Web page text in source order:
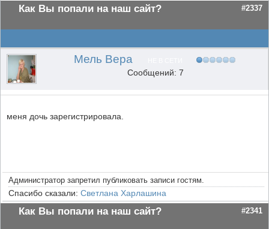
Как Вы попали на наш сайт? #2337
Мель Вера
Сообщений: 7
меня дочь зарегистрировала.
Администратор запретил публиковать записи гостям.
Спасибо сказали: Светлана Харлашина
Как Вы попали на наш сайт? #2341